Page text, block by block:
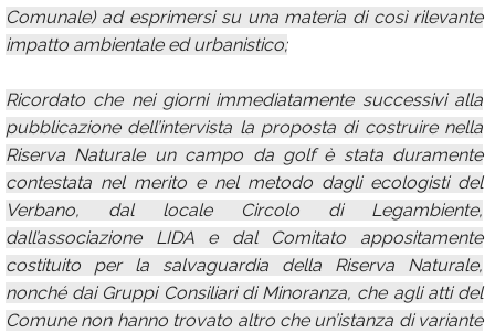
Comunale) ad esprimersi su una materia di così rilevante
impatto ambientale ed urbanistico;
Ricordato che nei giorni immediatamente successivi alla
pubblicazione dell’intervista la proposta di costruire nella
Riserva Naturale un campo da golf è stata duramente
contestata nel merito e nel metodo dagli ecologisti del
Verbano, dal locale Circolo di Legambiente,
dall’associazione LIDA e dal Comitato appositamente
costituito per la salvaguardia della Riserva Naturale,
nonché dai Gruppi Consiliari di Minoranza, che agli atti del
Comune non hanno trovato altro che un’istanza di variante